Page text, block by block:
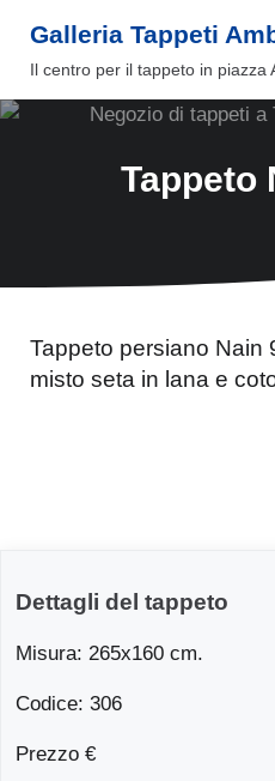
Galleria Tappeti
Il centro per il tappeto in piazza
Tappeto
Tappeto persiano Nain
misto seta in lana e
Dettagli del tappeto
Misura: 265x160 cm.
Codice: 306
Prezzo €